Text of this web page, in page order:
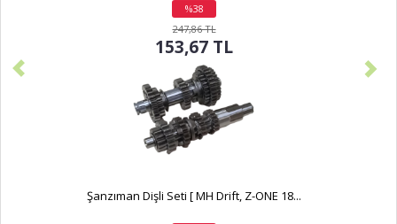
%38
indirim
247,86 TL
153,67 TL
Şanzıman Dişli Seti [ MH Drift, Z-ONE 18...